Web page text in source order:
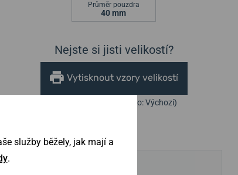
Průměr pouzdra
40 mm
Nejste si jisti velikostí?
Vytisknout vzory velikostí
(U tisku nastavte Měřítko: Výchozí)
služby běžely, jak mají a
.